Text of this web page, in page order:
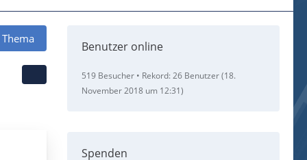
Benutzer online
519 Besucher Rekord: 26 Benutzer (18.
November 2018 um 12:31)
Spenden